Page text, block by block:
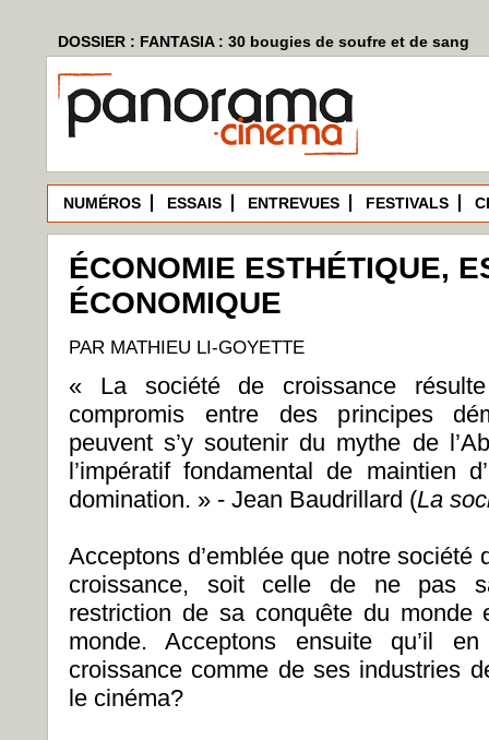
DOSSIER : FANTASIA : 30 bougies de soufre et de sang
NUMÉROS ESSAIS ENTREVUES FESTIVALS
ÉCONOMIE ESTHÉTIQUE,
ÉCONOMIQUE
PAR MATHIEU LI-GOYETTE
« La société de croissance
compromis entre des principes
peuvent s’y soutenir du mythe de
l’impératif fondamental de maintien
domination. » - Jean Baudrillard (La
Acceptons d’emblée que notre
croissance, soit celle de ne pas
restriction de sa conquête du
monde. Acceptons ensuite qu’il
croissance comme de ses industries
le cinéma?